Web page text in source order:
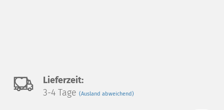
Auf
den
Lieferzeit:
3-4 Tage(Ausland abweichend)